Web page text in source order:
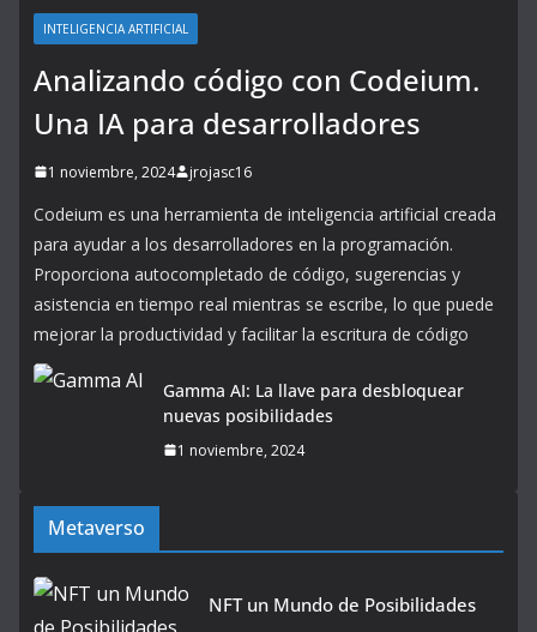
INTELIGENCIA ARTIFICIAL
Analizando código con Codeium.
Una IA para desarrolladores
1 noviembre, 2024 jrojasc16
Codeium es una herramienta de inteligencia artificial creada
para ayudar a los desarrolladores en la programación.
Proporciona autocompletado de código, sugerencias y
asistencia en tiempo real mientras se escribe, lo que puede
mejorar la productividad y facilitar la escritura de código
Gamma AI: La llave para desbloquear
nuevas posibilidades
1 noviembre, 2024
Metaverso
NFT un Mundo de Posibilidades